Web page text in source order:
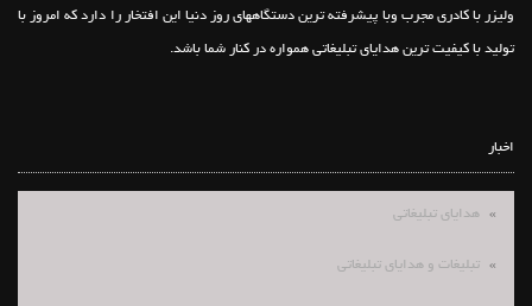
ولیزر با کادری مجرب وبا پیشرفته ترین دستگاههای روز دنیا این افتخار را دارد که امروز با
تولید با کیفیت ترین هدایای تبلیغاتی همواره در کنار شما باشد.
اخبار
هدایای تبلیغاتی
تبلیغات و هدایای تبلیغاتی